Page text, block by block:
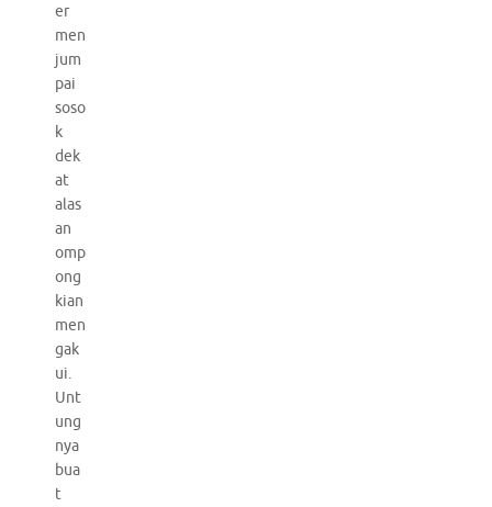
er
men
jum
pai
soso
k
dek
at
alas
an
omp
ong
kian
men
gak
ui.
Unt
ung
nya
bua
t